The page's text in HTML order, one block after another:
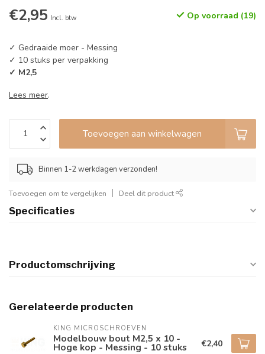
€2,95 Incl. btw Op voorraad (19)
✓ Gedraaide moer - Messing
✓ 10 stuks per verpakking
✓ M2,5
Lees meer.
Toevoegen aan winkelwagen
Binnen 1-2 werkdagen verzonden!
Toevoegen om te vergelijken Deel dit product
Specificaties
Productomschrijving
Gerelateerde producten
KING MICROSCHROEVEN
Modelbouw bout M2,5 x 10 -
Hoge kop - Messing - 10 stuks €2,40